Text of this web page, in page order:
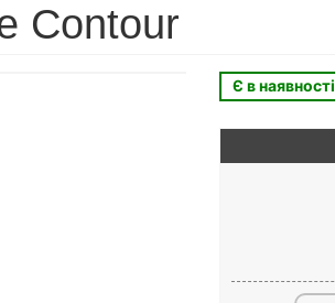
Contour
Є в наявності